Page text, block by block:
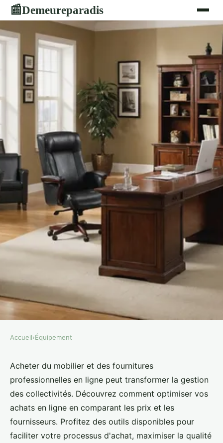
📰Demeureparadis
ÉQUIPEMENT
Mobilier pour collectivités,
fournitures et équipement
professionnel : optimiser vos
achats en ligne
Louis•2 septembre 2024•4 min de lecture
Accueil›Équipement
Acheter du mobilier et des fournitures
professionnelles en ligne peut transformer la gestion
des collectivités. Découvrez comment optimiser vos
achats en ligne en comparant les prix et les
fournisseurs. Profitez des outils disponibles pour
faciliter votre processus d'achat, maximiser la qualité